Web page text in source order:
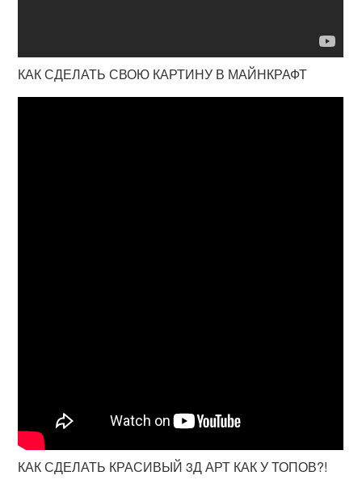
КАК СДЕЛАТЬ СВОЮ КАРТИНУ В МАЙНКРАФТ
КАК СДЕЛАТЬ КРАСИВЫЙ 3Д АРТ КАК У ТОПОВ?!